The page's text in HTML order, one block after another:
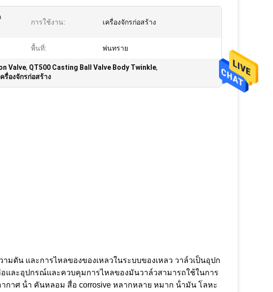
การใช้งาน: เครื่องจักรก่อสร้าง
พื้นที่: พ่นทราย
Valve, QT500 Casting Ball Valve Body Twinkle,
รื่องจักรก่อสร้าง
ดัน และการไหลของของเหลวในระบบของเหลว วาล์วเป็นอุปก
และอุปกรณ์และควบคุมการไหลของมันวาล์วสามารถใช้ในการ
กาศ น้ํา คันหลอม สื่อ corrosive หลากหลาย หมาก น้ํามัน โลหะ